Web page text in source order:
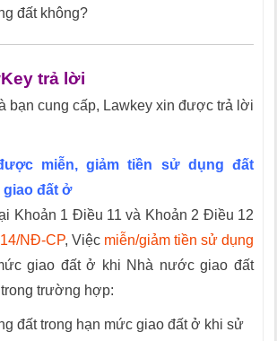
đất không?
trả lời
bạn cung cấp, Lawkey xin được trả lời
miễn, giảm tiền sử dụng đất
đất ở
Khoản 1 Điều 11 và Khoản 2 Điều 12
NĐ-CP, Việc miễn/giảm tiền sử dụng
giao đất ở khi Nhà nước giao đất
trường hợp:
đất trong hạn mức giao đất ở khi sử